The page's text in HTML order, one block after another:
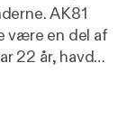
AK81
være en del af
22 år, havde
levede han i